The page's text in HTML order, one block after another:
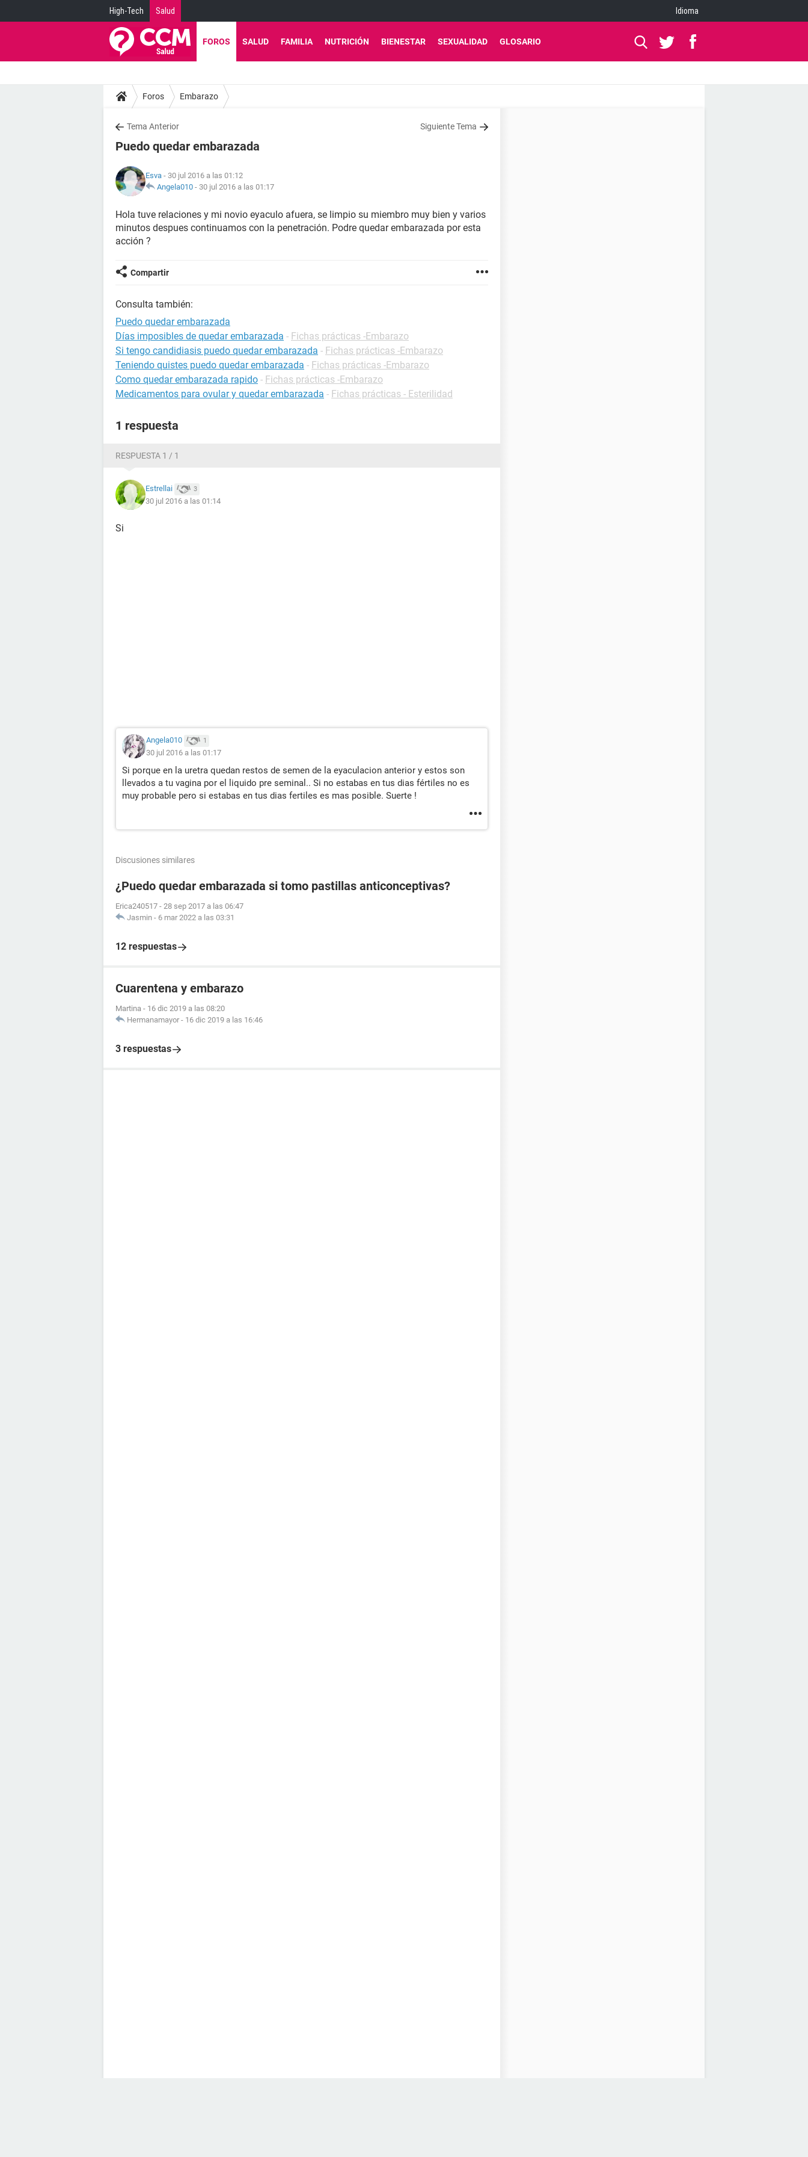
High-Tech Salud Idioma
FOROS SALUD FAMILIA NUTRICIÓN BIENESTAR SEXUALIDAD GLOSARIO
Foros Embarazo
Tema Anterior Siguiente Tema
Puedo quedar embarazada
Esva - 30 jul 2016 a las 01:12
Angela010 - 30 jul 2016 a las 01:17
Hola tuve relaciones y mi novio eyaculo afuera, se limpio su miembro muy bien y varios
minutos despues continuamos con la penetración. Podre quedar embarazada por esta
acción ?
Compartir
Consulta también:
Puedo quedar embarazada
Días imposibles de quedar embarazada - Fichas prácticas -Embarazo
Si tengo candidiasis puedo quedar embarazada - Fichas prácticas -Embarazo
Teniendo quistes puedo quedar embarazada - Fichas prácticas -Embarazo
Como quedar embarazada rapido - Fichas prácticas -Embarazo
Medicamentos para ovular y quedar embarazada - Fichas prácticas - Esterilidad
1 respuesta
RESPUESTA 1 / 1
Estrellai 3
30 jul 2016 a las 01:14
Si
Angela010 1
30 jul 2016 a las 01:17
Si porque en la uretra quedan restos de semen de la eyaculacion anterior y estos son
llevados a tu vagina por el liquido pre seminal.. Si no estabas en tus dias fértiles no es
muy probable pero si estabas en tus dias fertiles es mas posible. Suerte !
Discusiones similares
¿Puedo quedar embarazada si tomo pastillas anticonceptivas?
Erica240517 - 28 sep 2017 a las 06:47
Jasmin - 6 mar 2022 a las 03:31
12 respuestas
Cuarentena y embarazo
Martina - 16 dic 2019 a las 08:20
Hermanamayor - 16 dic 2019 a las 16:46
3 respuestas